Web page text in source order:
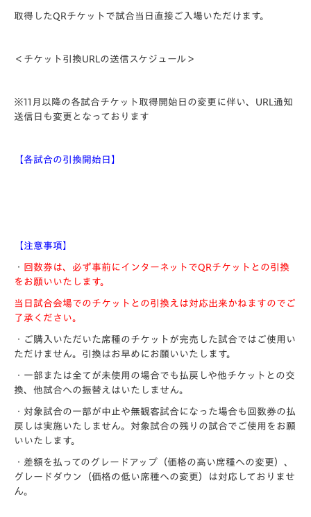
取得したQRチケットで試合当日直接ご入場いただけます。
＜チケット引換URLの送信スケジュール＞
※11月以降の各試合チケット取得開始日の変更に伴い、URL通知
送信日も変更となっております
【各試合の引換開始日】
【注意事項】
・ 回数券は、必ず事前にインターネットでQRチケットとの引換
をお願いいたします。
当日試合会場でのチケットとの引換えは対応出来かねますのでご
了承ください。
・ご購入いただいた席種のチケットが完売した試合ではご使用い
ただけません。引換はお早めにお願いいたします。
・一部または全てが未使用の場合でも払戻しや他チケットとの交
換、他試合への振替えはいたしません。
・対象試合の一部が中止や無観客試合になった場合も回数券の払
戻しは実施いたしません。対象試合の残りの試合でご使用をお願
いいたします。
・差額を払ってのグレードアップ（価格の高い席種への変更）、
グレードダウン（価格の低い席種への変更）は対応しておりませ
ん。